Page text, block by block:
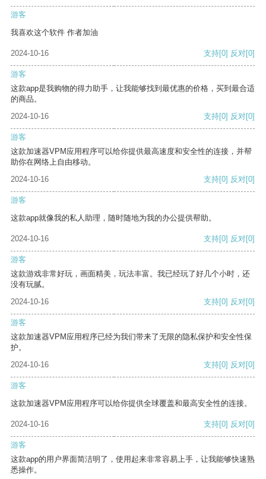
游客
我喜欢这个软件 作者加油
2024-10-16 支持[0] 反对[0]
游客
这款app是我购物的得力助手，让我能够找到最优惠的价格，买到最合适
的商品。
2024-10-16
支持[0] 反对[0]
游客
这款加速器VPM应用程序可以给你提供最高速度和安全性的连接，并帮
助你在网络上自由移动。
2024-10-16
支持[0] 反对[0]
游客
这款app就像我的私人助理，随时随地为我的办公提供帮助。
2024-10-16 支持[0] 反对[0]
游客
这款游戏非常好玩，画面精美，玩法丰富。我已经玩了好几个小时，还
没有玩腻。
2024-10-16
支持[0] 反对[0]
游客
这款加速器VPM应用程序已经为我们带来了无限的隐私保护和安全性保
护。
2024-10-16
支持[0] 反对[0]
游客
这款加速器VPM应用程序可以给你提供全球覆盖和最高安全性的连接。
2024-10-16 支持[0] 反对[0]
游客
这款app的用户界面简洁明了，使用起来非常容易上手，让我能够快速熟
悉操作。